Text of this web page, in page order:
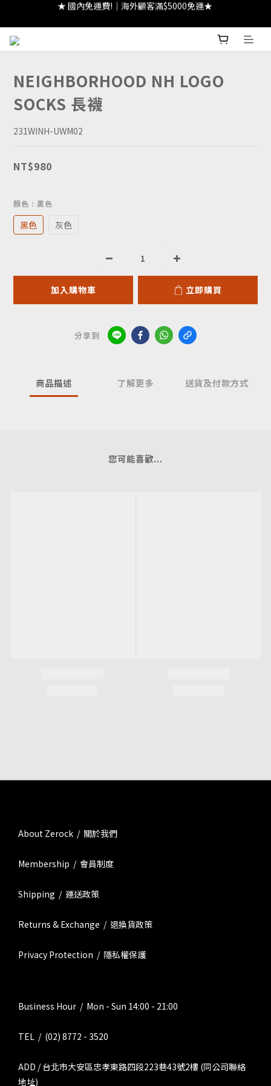
★ 註冊領 $300｜生日領 $300｜滿 $2000 折 $100 ★
★ 註冊領 $300｜生日領 $300｜滿 $2000 折 $100 ★
NEIGHBORHOOD NH LOGO
SOCKS 長襪
231WINH-UWM02
NT$980
顏色 : 黑色
黑色 灰色
加入購物車 立即購買
分享到
商品描述 了解更多 送貨及付款方式
您可能喜歡...
About Zerock / 關於我們
Membership / 會員制度
Shipping / 運送政策
Returns & Exchange / 退換貨政策
Privacy Protection / 隱私權保護
Business Hour / Mon - Sun 14:00 - 21:00
TEL / (02) 8772 - 3520
ADD / 台北市大安區忠孝東路四段223巷43號2樓 (同公司聯絡
地址)